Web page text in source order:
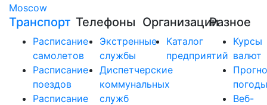
Moscow
Транспорт
Расписание
самолетов
Расписание
поездов
Расписание
Телефоны
Экстренные
службы
Диспетчерские
коммунальных
служб
Организации
Каталог
предприятий
Разное
Курсы
валют
погоды
Веб-